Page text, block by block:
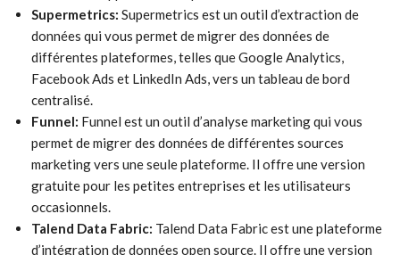
Supermetrics: Supermetrics est un outil d’extraction de
données qui vous permet de migrer des données de
différentes plateformes, telles que Google Analytics,
Facebook Ads et LinkedIn Ads, vers un tableau de bord
centralisé.
Funnel: Funnel est un outil d’analyse marketing qui vous
permet de migrer des données de différentes sources
marketing vers une seule plateforme. Il offre une version
gratuite pour les petites entreprises et les utilisateurs
occasionnels.
Talend Data Fabric: Talend Data Fabric est une plateforme
d’intégration de données open source. Il offre une version